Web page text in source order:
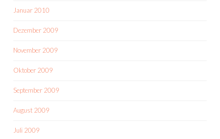
Januar 2010
Dezember 2009
November 2009
Oktober 2009
September 2009
August 2009
Juli 2009